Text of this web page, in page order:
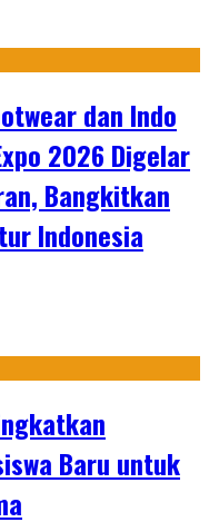
dan Indo
2026 Digelar
Bangkitkan
Indonesia
Baru untuk